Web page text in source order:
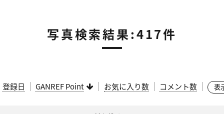
写真検索結果:417件
登録日 GANREF Point お気に入り数 コメント数 表